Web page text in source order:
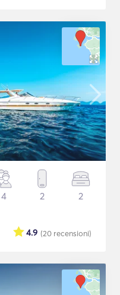
4 2 2
(20 recensioni)
4.9